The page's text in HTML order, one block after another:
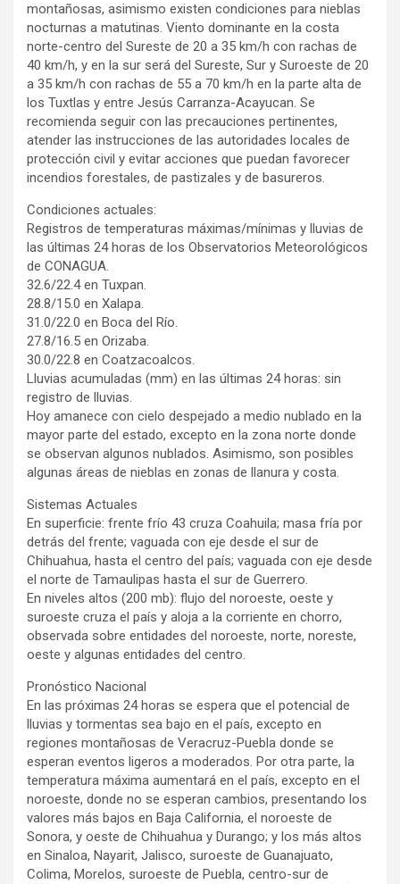
montañosas, asimismo existen condiciones para nieblas
nocturnas a matutinas. Viento dominante en la costa
norte-centro del Sureste de 20 a 35 km/h con rachas de
40 km/h, y en la sur será del Sureste, Sur y Suroeste de 20
a 35 km/h con rachas de 55 a 70 km/h en la parte alta de
los Tuxtlas y entre Jesús Carranza-Acayucan. Se
recomienda seguir con las precauciones pertinentes,
atender las instrucciones de las autoridades locales de
protección civil y evitar acciones que puedan favorecer
incendios forestales, de pastizales y de basureros.
Condiciones actuales:
Registros de temperaturas máximas/mínimas y lluvias de
las últimas 24 horas de los Observatorios Meteorológicos
de CONAGUA.
32.6/22.4 en Tuxpan.
28.8/15.0 en Xalapa.
31.0/22.0 en Boca del Río.
27.8/16.5 en Orizaba.
30.0/22.8 en Coatzacoalcos.
Lluvias acumuladas (mm) en las últimas 24 horas: sin
registro de lluvias.
Hoy amanece con cielo despejado a medio nublado en la
mayor parte del estado, excepto en la zona norte donde
se observan algunos nublados. Asimismo, son posibles
algunas áreas de nieblas en zonas de llanura y costa.
Sistemas Actuales
En superficie: frente frío 43 cruza Coahuila; masa fría por
detrás del frente; vaguada con eje desde el sur de
Chihuahua, hasta el centro del país; vaguada con eje desde
el norte de Tamaulipas hasta el sur de Guerrero.
En niveles altos (200 mb): flujo del noroeste, oeste y
suroeste cruza el país y aloja a la corriente en chorro,
observada sobre entidades del noroeste, norte, noreste,
oeste y algunas entidades del centro.
Pronóstico Nacional
En las próximas 24 horas se espera que el potencial de
lluvias y tormentas sea bajo en el país, excepto en
regiones montañosas de Veracruz-Puebla donde se
esperan eventos ligeros a moderados. Por otra parte, la
temperatura máxima aumentará en el país, excepto en el
noroeste, donde no se esperan cambios, presentando los
valores más bajos en Baja California, el noroeste de
Sonora, y oeste de Chihuahua y Durango; y los más altos
en Sinaloa, Nayarit, Jalisco, suroeste de Guanajuato,
Colima, Morelos, suroeste de Puebla, centro-sur de